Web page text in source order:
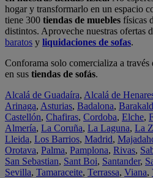
hogar y transformarlo en un espacio
tiene 300 tiendas de muebles físicas
distintos. Aproveche nuestras ofertas
baratos y liquidaciones de sofas.
Conforama solo comercializa a través
en sus tiendas de sofás.
Alcalá de Guadaíra, Alcalá de
Arinaga, Asturias, Badalona,
Castellón, Chafiras, Cordoba, Elche,
Almería, La Coruña, La Laguna, La
Lleida, Los Barrios, Madrid,
Orotava, Palma, Pamplona, Rivas,
San Sebastian, Sant Boi, Santander,
Sevilla, Tamaraceite, Terrassa, Viana,